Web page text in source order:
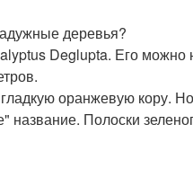
деревья?
Deglupta. Его можно
оранжевую кору.
название. Полоски